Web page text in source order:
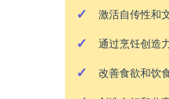
激活自传性和
通过烹饪创造
改善食欲和饮